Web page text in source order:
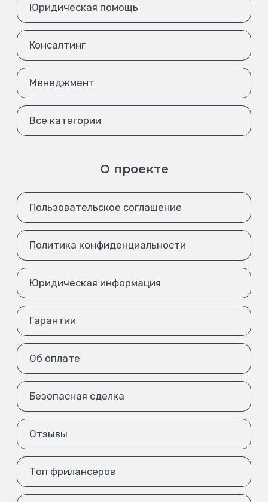
Юридическая помощь
Консалтинг
Менеджмент
Все категории
О проекте
Пользовательское соглашение
Политика конфиденциальности
Юридическая информация
Гарантии
Об оплате
Безопасная сделка
Отзывы
Топ фрилансеров